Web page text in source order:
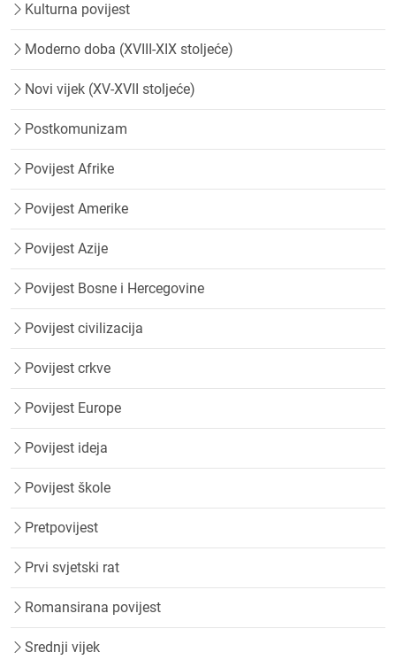
Kulturna povijest
Moderno doba (XVIII-XIX stoljeće)
Novi vijek (XV-XVII stoljeće)
Postkomunizam
Povijest Afrike
Povijest Amerike
Povijest Azije
Povijest Bosne i Hercegovine
Povijest civilizacija
Povijest crkve
Povijest Europe
Povijest ideja
Povijest škole
Pretpovijest
Prvi svjetski rat
Romansirana povijest
Srednji vijek